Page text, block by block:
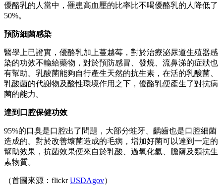
優酪乳的人當中，罹患高血壓的比率比不喝優酪乳的人降低了
50%。
預防細菌感染
醫學上已證實，優酪乳加上蔓越莓，對於治療泌尿道生殖器感
染的功效不輸給藥物，對於預防感冒、發燒、流鼻涕的症狀也
有幫助。乳酸菌能夠自行產生天然的抗生素，在活的乳酸菌、
乳酸菌的代謝物及酸性環境作用之下，優酪乳便產生了對抗病
菌的能力。
達到口腔保健功效
95%的口臭是口腔出了問題，大部分蛀牙、齲齒也是口腔細菌
造成的。對於改善壞菌造成的毛病，增加好菌可以達到一定的
幫助效果，抗菌效果便來自於乳酸、過氧化氫、膽鹽及類抗生
素物質。
（首圖來源：flickrUSDAgov）